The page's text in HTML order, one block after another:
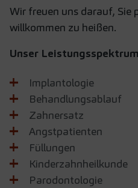
Wir freuen uns darauf, Sie
willkommen zu heißen.
Unser Leistungsspektrum
Implantologie
Behandlungsablauf
Zahnersatz
Angstpatienten
Füllungen
Kinderzahnheilkunde
Parodontologie